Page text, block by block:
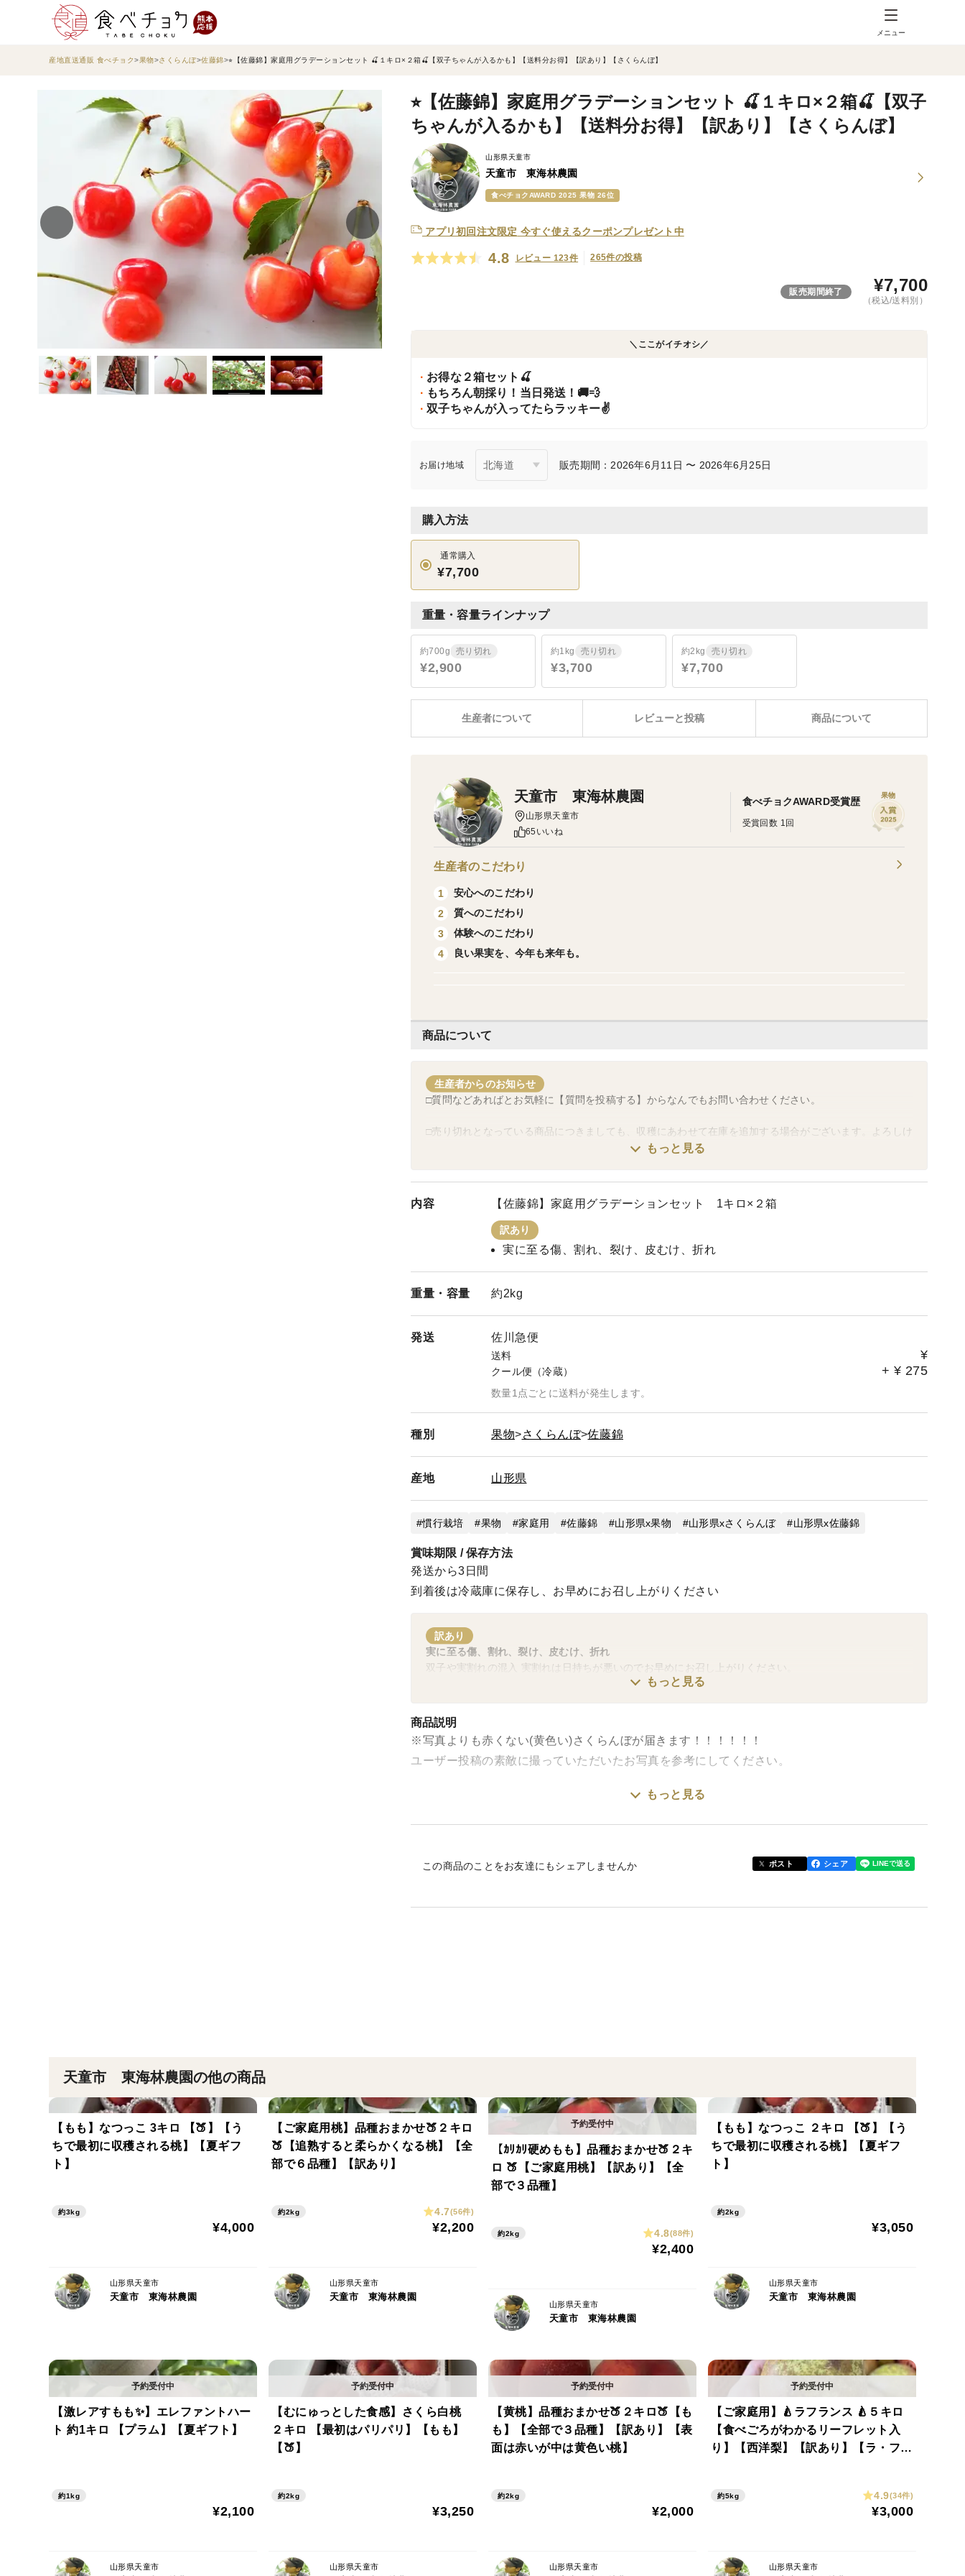
メニュー
産地直送通販 食べチョク 果物 さくらんぼ 佐藤錦 ⭐︎【佐藤錦】家庭用グラデーションセット 🍒１キロ×２箱🍒【双子ちゃんが入るかも】【送料分お得】【訳あり】【さくらんぼ】
⭐︎【佐藤錦】家庭用グラデーションセット 🍒１キロ×２箱🍒【双子
ちゃんが入るかも】【送料分お得】【訳あり】【さくらんぼ】
山形県天童市
天童市 東海林農園
食べチョクAWARD 2025 果物 26位
アプリ初回注文限定 今すぐ使えるクーポンプレゼント中
4.8 レビュー 123件 265件の投稿
販売期間終了 ¥7,700
（税込/送料別）
＼ここがイチオシ／
お得な２箱セット🍒
もちろん朝採り！当日発送！🚚💨
双子ちゃんが入ってたらラッキー✌️
お届け地域 販売期間：2026年6月11日 〜 2026年6月25日
購入方法
通常購入
¥7,700
重量・容量ラインナップ
約700g 売り切れ
¥2,900
約1kg 売り切れ
¥3,700
約2kg 売り切れ
¥7,700
レビューと投稿 商品について
生産者について
商品について
生産者からのお知らせ
□質問などあればとお気軽に【質問を投稿する】からなんでもお問い合わせください。
□売り切れとなっている商品につきましても、収穫にあわせて在庫を追加する場合がございます。よろしけ
れば、お気に入り登録をしてお待ちいただけますと幸いです。
【桃とすももの旬の時期のめやす】
貴陽(すもも)〜全部収穫☺︎
８月上旬
なつっこ🍑〜収穫中〜
８月中旬
エレファントハート(すもも)
８月下旬
川中島白桃🍑
伊達白桃🍑
９月中旬
さくら白桃🍑
青空むすめ🍑
〜なつっこ、おどろき、玉うさぎをご予約いただいたお客様へ〜
天候により収穫時期が当初お伝えしていた時期より早まる可能性があります。美味しい時期にお届けいた
しますのでご了承いただければ幸いです。なお、商品ページは修正済みです。
もっと見る
内容 【佐藤錦】家庭用グラデーションセット 1キロ×２箱
訳あり
実に至る傷、割れ、裂け、皮むけ、折れ
重量・ 容量 約2kg
発送 佐川急便
送料 ¥
クール便（冷蔵） + ¥ 275
数量1点ごとに送料が発生します。
種別 果物 さくらんぼ 佐藤錦
産地 山形県
慣行栽培 果物 家庭用 佐藤錦 山形県x果物 山形県xさくらんぼ 山形県x佐藤錦
賞味期限 / 保存方法
発送から3日間
到着後は冷蔵庫に保存し、お早めにお召し上がりください
訳あり
実に至る傷、割れ、裂け、皮むけ、折れ
双子や実割れの混入 実割れは日持ちが悪いのでお早めにお召し上がりください。
もっと見る
商品説明
※写真よりも赤くない(黄色い)さくらんぼが届きます！！！！！！
ユーザー投稿の素敵に撮っていただいたお写真を参考にしてください。
品 種：佐藤錦
□着色の程度
秀品＞◯秀品
果実の50%ほどがほんのり色付いているさくらんぼです。
□ 一見すると値段が高く感じられるかもしれませんが、送料を考慮すると、２箱を別々にご購入
いただくよりもお得になっています。ご検討ください。
食べる直前に 大きめのボウルにたっぷりの氷水を張り さくらんぼを３０秒ほど軽く洗う。
すると 甘みが際立ち、収穫したてのような触感になります。水に漬けすぎると水っぽくなるので
□双子や少々の割れなどが入る場合があります。あくまでご家庭で召し上がっていただく用です。
ご贈答には向きませんのでご了承ください。
□写真２枚目の斜めの仕切りがある段ボールに入れて発送いたします。箱のデザインは変わる場合
□発送時期は6月上中旬頃を見込んでいますが前後する場合があります。
なるべく一回の配達でお手元に届くように時間指定の設定をお願いします。
もっと見る
この商品のことをお友達にもシェアしませんか ポスト シェア
天童市 東海林農園
山形県天童市
65いいね
食べチョクAWARD受賞歴
受賞回数 1回
果物
生産者のこだわり
1
安心へのこだわり
2
質へのこだわり
3
体験へのこだわり
4
良い果実を、今年も来年も。
天童市 東海林農園の他の商品
【もも】なつっこ 3キロ 【🍑】【う
ちで最初に収穫される桃】【夏ギフ
ト】
約3kg
¥4,000
山形県天童市
天童市 東海林農園
【ご家庭用桃】品種おまかせ🍑２キロ
🍑【追熟すると柔らかくなる桃】【全
部で６品種】【訳あり】
約2kg 4.7(56件)
¥2,200
山形県天童市
天童市 東海林農園
【ｶﾘｶﾘ硬めもも】品種おまかせ🍑２キ
ロ 🍑【ご家庭用桃】【訳あり】【全
部で３品種】
約2kg 4.8(88件)
¥2,400
山形県天童市
天童市 東海林農園
【もも】なつっこ ２キロ 【🍑】【う
ちで最初に収穫される桃】【夏ギフ
ト】
約2kg
¥3,050
山形県天童市
天童市 東海林農園
【激レアすもも✨】エレファントハー
ト 約1キロ 【プラム】【夏ギフト】
約1kg
¥2,100
山形県天童市
【むにゅっとした食感】さくら白桃
２キロ 【最初はパリパリ】【もも】
【🍑】
約2kg
¥3,250
山形県天童市
【黄桃】品種おまかせ🍑２キロ🍑【も
も】【全部で３品種】【訳あり】【表
面は赤いが中は黄色い桃】
約2kg
¥2,000
山形県天童市
【ご家庭用】🍐ラフランス 🍐５キロ
【食べごろがわかるリーフレット入
り】【西洋梨】【訳あり】【ラ・フラ
約5kg 4.9(34件)
¥3,000
山形県天童市